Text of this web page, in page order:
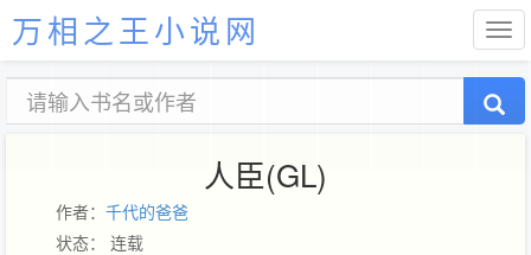
万相之王小说网
人臣(GL)
作者： 千代的爸爸
状态： 连载